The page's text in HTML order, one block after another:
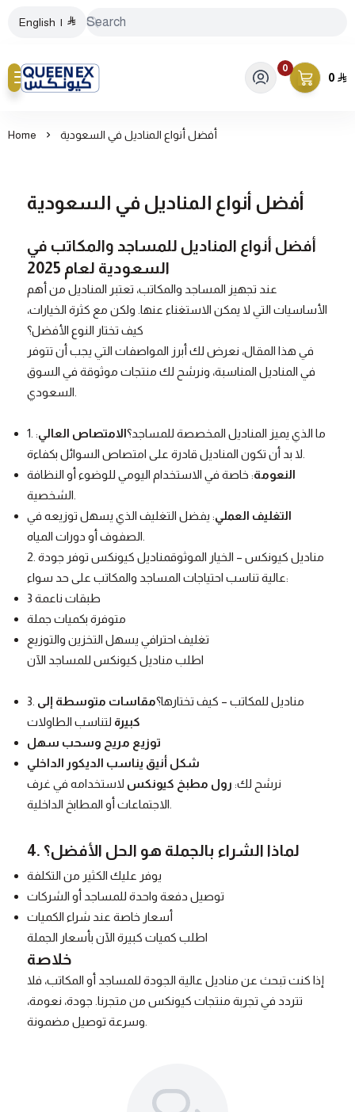
English |
كيونكس
0
0
Home أفضل أنواع المناديل في السعودية
أفضل أنواع المناديل في السعودية
أفضل أنواع المناديل للمساجد والمكاتب في
السعودية لعام 2025
عند تجهيز المساجد والمكاتب، تعتبر المناديل من أهم
الأساسيات التي لا يمكن الاستغناء عنها. ولكن مع كثرة الخيارات،
كيف تختار النوع الأفضل؟
في هذا المقال، نعرض لك أبرز المواصفات التي يجب أن تتوفر
في المناديل المناسبة، ونرشح لك منتجات موثوقة في السوق
1. ما الذي يميز المناديل المخصصة للمساجد؟الامتصاص العالي:
النعومة: خاصة في الاستخدام اليومي للوضوء أو النظافة
التغليف العملي: يفضل التغليف الذي يسهل توزيعه في
2. مناديل كيونكس – الخيار الموثوقمناديل كيونكس توفر جودة
عالية تناسب احتياجات المساجد والمكاتب على حد سواء:
3 طبقات ناعمة
متوفرة بكميات جملة
تغليف احترافي يسهل التخزين والتوزيع
اطلب مناديل كيونكس للمساجد الآن
3. مناديل للمكاتب – كيف تختارها؟مقاسات متوسطة إلى
كبيرة لتناسب الطاولات
توزيع مريح وسحب سهل
شكل أنيق يناسب الديكور الداخلي
نرشح لك: رول مطبخ كيونكس لاستخدامه في غرف
4. لماذا الشراء بالجملة هو الحل الأفضل؟
يوفر عليك الكثير من التكلفة
توصيل دفعة واحدة للمساجد أو الشركات
أسعار خاصة عند شراء الكميات
اطلب كميات كبيرة الآن بأسعار الجملة
خلاصة
إذا كنت تبحث عن مناديل عالية الجودة للمساجد أو المكاتب، فلا
تتردد في تجربة منتجات كيونكس من متجرنا. جودة، نعومة،